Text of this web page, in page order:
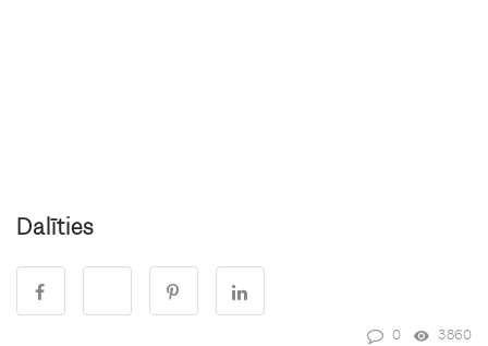
Dalīties
0 3860